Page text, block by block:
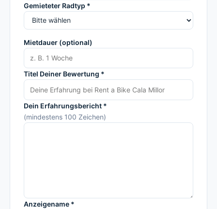
Gemieteter Radtyp *
Mietdauer (optional)
Titel Deiner Bewertung *
Dein Erfahrungsbericht *
(mindestens 100 Zeichen)
Anzeigename *